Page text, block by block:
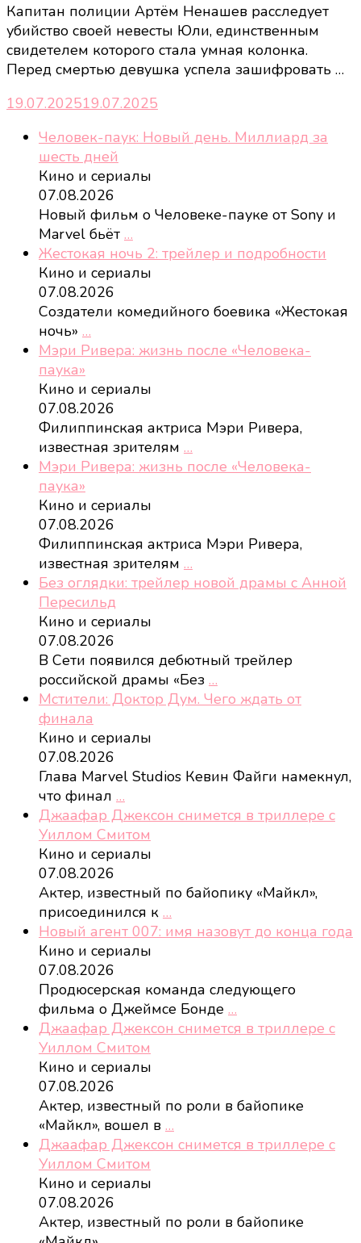
Капитан полиции Артём Ненашев расследует
убийство своей невесты Юли, единственным
свидетелем которого стала умная колонка.
Перед смертью девушка успела зашифровать …
19.07.202519.07.2025
Человек-паук: Новый день. Миллиард за
шесть дней
Кино и сериалы
07.08.2026
Новый фильм о Человеке-пауке от Sony и
Marvel бьёт …
Жестокая ночь 2: трейлер и подробности
Кино и сериалы
07.08.2026
Создатели комедийного боевика «Жестокая
ночь» …
Мэри Ривера: жизнь после «Человека-
паука»
Кино и сериалы
07.08.2026
Филиппинская актриса Мэри Ривера,
известная зрителям …
Мэри Ривера: жизнь после «Человека-
паука»
Кино и сериалы
07.08.2026
Филиппинская актриса Мэри Ривера,
известная зрителям …
Без оглядки: трейлер новой драмы с Анной
Пересильд
Кино и сериалы
07.08.2026
В Сети появился дебютный трейлер
российской драмы «Без …
Мстители: Доктор Дум. Чего ждать от
финала
Кино и сериалы
07.08.2026
Глава Marvel Studios Кевин Файги намекнул,
что финал …
Джаафар Джексон снимется в триллере с
Уиллом Смитом
Кино и сериалы
07.08.2026
Актер, известный по байопику «Майкл»,
присоединился к …
Новый агент 007: имя назовут до конца года
Кино и сериалы
07.08.2026
Продюсерская команда следующего
фильма о Джеймсе Бонде …
Джаафар Джексон снимется в триллере с
Уиллом Смитом
Кино и сериалы
07.08.2026
Актер, известный по роли в байопике
«Майкл», вошел в …
Джаафар Джексон снимется в триллере с
Уиллом Смитом
Кино и сериалы
07.08.2026
Актер, известный по роли в байопике